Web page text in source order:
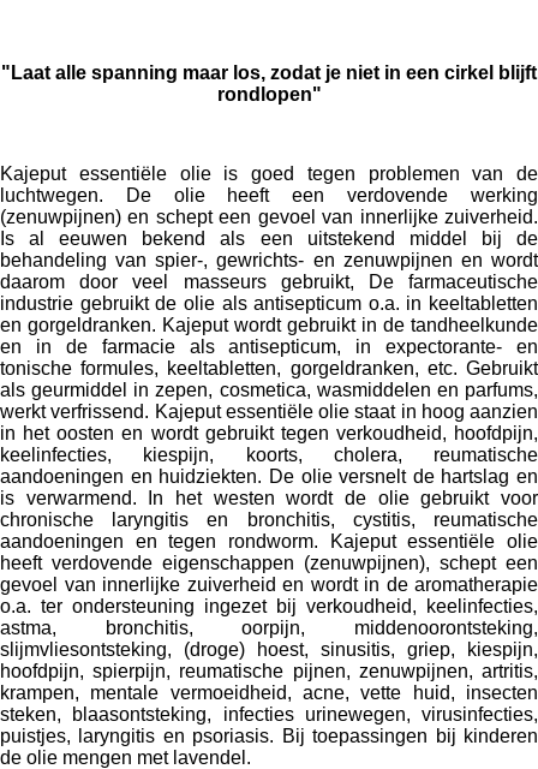
"Laat alle spanning maar los, zodat je niet in een cirkel blijft
rondlopen"
Kajeput essentiële olie is goed tegen problemen van de
luchtwegen. De olie heeft een verdovende werking
(zenuwpijnen) en schept een gevoel van innerlijke zuiverheid.
Is al eeuwen bekend als een uitstekend middel bij de
behandeling van spier-, gewrichts- en zenuwpijnen en wordt
daarom door veel masseurs gebruikt, De farmaceutische
industrie gebruikt de olie als antisepticum o.a. in keeltabletten
en gorgeldranken. Kajeput wordt gebruikt in de tandheelkunde
en in de farmacie als antisepticum, in expectorante- en
tonische formules, keeltabletten, gorgeldranken, etc. Gebruikt
als geurmiddel in zepen, cosmetica, wasmiddelen en parfums,
werkt verfrissend. Kajeput essentiële olie staat in hoog aanzien
in het oosten en wordt gebruikt tegen verkoudheid, hoofdpijn,
keelinfecties, kiespijn, koorts, cholera, reumatische
aandoeningen en huidziekten. De olie versnelt de hartslag en
is verwarmend. In het westen wordt de olie gebruikt voor
chronische laryngitis en bronchitis, cystitis, reumatische
aandoeningen en tegen rondworm. Kajeput essentiële olie
heeft verdovende eigenschappen (zenuwpijnen), schept een
gevoel van innerlijke zuiverheid en wordt in de aromatherapie
o.a. ter ondersteuning ingezet bij verkoudheid, keelinfecties,
astma, bronchitis, oorpijn, middenoorontsteking,
slijmvliesontsteking, (droge) hoest, sinusitis, griep, kiespijn,
hoofdpijn, spierpijn, reumatische pijnen, zenuwpijnen, artritis,
krampen, mentale vermoeidheid, acne, vette huid, insecten
steken, blaasontsteking, infecties urinewegen, virusinfecties,
puistjes, laryngitis en psoriasis. Bij toepassingen bij kinderen
de olie mengen met lavendel.